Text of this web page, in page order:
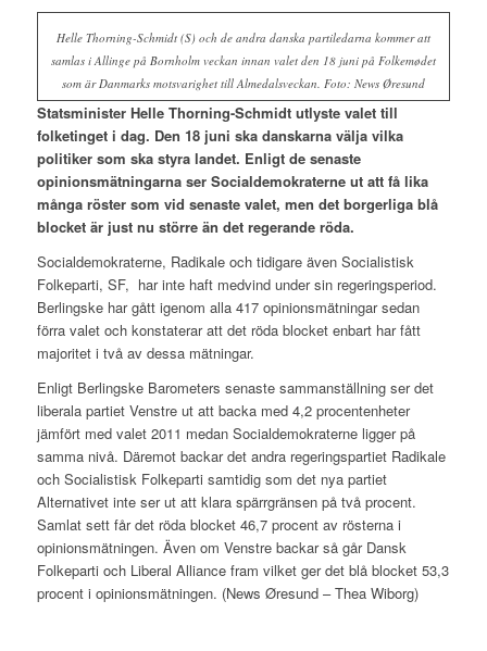
Helle Thorning-Schmidt (S) och de andra danska partiledarna kommer att
samlas i Allinge på Bornholm veckan innan valet den 18 juni på Folkemødet
som är Danmarks motsvarighet till Almedalsveckan. Foto: News Øresund
Statsminister Helle Thorning-Schmidt utlyste valet till
folketinget i dag. Den 18 juni ska danskarna välja vilka
politiker som ska styra landet. Enligt de senaste
opinionsmätningarna ser Socialdemokraterne ut att få lika
många röster som vid senaste valet, men det borgerliga blå
blocket är just nu större än det regerande röda.
Socialdemokraterne, Radikale och tidigare även Socialistisk
Folkeparti, SF, har inte haft medvind under sin regeringsperiod.
Berlingske har gått igenom alla 417 opinionsmätningar sedan
förra valet och konstaterar att det röda blocket enbart har fått
majoritet i två av dessa mätningar.
Enligt Berlingske Barometers senaste sammanställning ser det
liberala partiet Venstre ut att backa med 4,2 procentenheter
jämfört med valet 2011 medan Socialdemokraterne ligger på
samma nivå. Däremot backar det andra regeringspartiet Radikale
och Socialistisk Folkeparti samtidig som det nya partiet
Alternativet inte ser ut att klara spärrgränsen på två procent.
Samlat sett får det röda blocket 46,7 procent av rösterna i
opinionsmätningen. Även om Venstre backar så går Dansk
Folkeparti och Liberal Alliance fram vilket ger det blå blocket 53,3
procent i opinionsmätningen. (News Øresund – Thea Wiborg)